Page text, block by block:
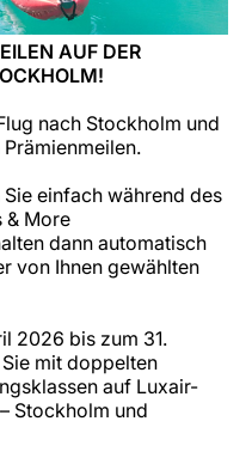
AUF DER
nach Stockholm und
Sie einfach während des
& More
dann automatisch
von Ihnen gewählten
2026 bis zum 31.
mit doppelten
auf Luxair-
Stockholm und